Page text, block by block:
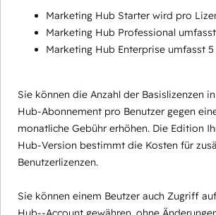
Marketing Hub Starter wird pro
Marketing Hub Professional
Marketing Hub Enterprise umfasst 5
Sie können die Anzahl der Basislizenzen
Hub-Abonnement pro Benutzer gegen
monatliche Gebühr erhöhen. Die Edition
Hub-Version bestimmt die Kosten für
Benutzerlizenzen.
Sie können einem Beutzer auch Zugriff